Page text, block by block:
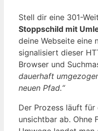
Stell dir eine 301-
Stoppschild mit
deine Webseite eine
signalisiert dieser
Browser und
dauerhaft
neuen Pfad.“
Der Prozess läuft für
unsichtbar ab. Ohne